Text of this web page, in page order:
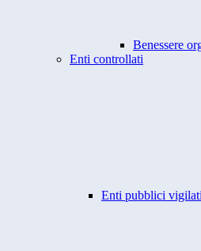
Benessere
Enti controllati
Enti pubblici vigilati